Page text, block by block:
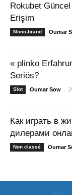
Rokubet
Erişim
Mono-brand Oumar
« plinko
Seriös?
Slot Oumar Sow -
Как играть в
дилерами
Non classé Oumar